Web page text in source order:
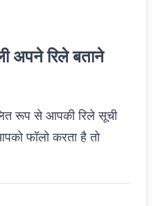
अपने रिले बताने
रूप से आपकी रिले सूची
फॉलो करता है तो